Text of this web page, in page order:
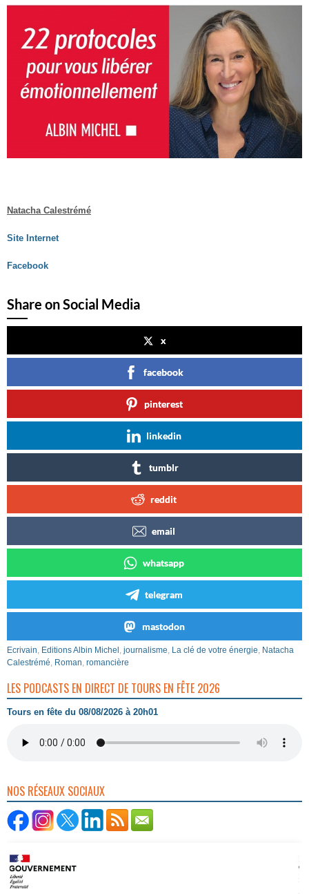
Natacha Calestrémé
Site Internet
Facebook
Share on Social Media
x
facebook
pinterest
linkedin
tumblr
reddit
email
whatsapp
telegram
mastodon
Ecrivain, Editions Albin Michel , journalisme, La clé de votre énergie, Natacha
Calestrémé, Roman, romancière
LES PODCASTS EN DIRECT DE TOURS EN FÊTE 2026
Tours en fête du 08/08/2026 à 20h01
NOS RÉSEAUX SOCIAUX